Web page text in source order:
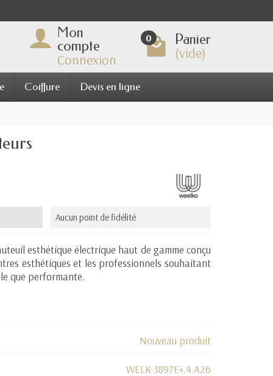
Mon
compte
Connexion
0 Panier
(vide)
Coiffure Devis en ligne
Aucun point de fidélité
esthétique électrique haut de gamme conçu
esthétiques et les professionnels souhaitant
que performante.
Nouveau produit
WELK-3897E+.4.A26